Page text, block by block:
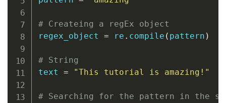
# Createing a regEx object
regex_object = re . compile ( pattern )
# String
text = "This tutorial is amazing!"
# Searching for the pattern in the